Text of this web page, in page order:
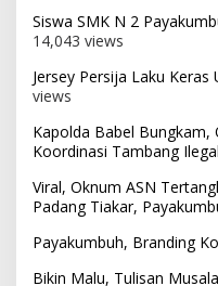
Siswa SMK N 2
14,043 views
Jersey Persija Laku Keras
views
Kapolda Babel Bungkam,
Koordinasi Tambang
Viral, Oknum ASN
Padang Tiakar,
Payakumbuh, Branding
Bikin Malu, Tulisan